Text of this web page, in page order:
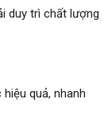
duy trì chất lượng
quả, nhanh